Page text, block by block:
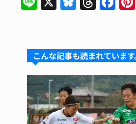
n u
s
k
y
hr
a
d
s
a
e
b
o
o
k
こんな記事も読まれています